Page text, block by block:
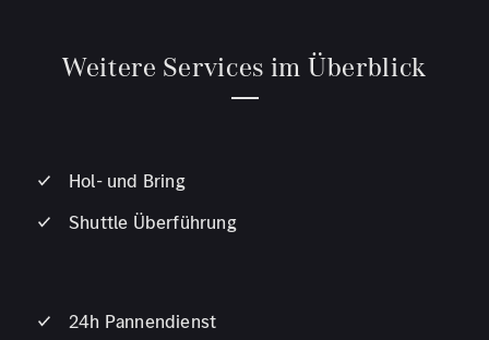
Weitere Services im Überblick
Hol- und Bring
Shuttle Überführung
24h Pannendienst